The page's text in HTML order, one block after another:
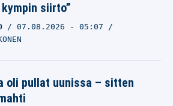
siirto”
07.08.2026 - 05:07
oli pullat uunissa – sitten